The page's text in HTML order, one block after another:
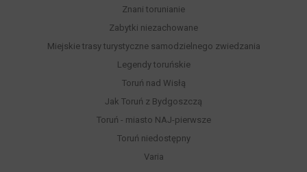
Znani torunianie
Zabytki niezachowane
Miejskie trasy turystyczne samodzielnego zwiedzania
Legendy toruńskie
Toruń nad Wisłą
Jak Toruń z Bydgoszczą
Toruń - miasto NAJ-pierwsze
Toruń niedostępny
Varia